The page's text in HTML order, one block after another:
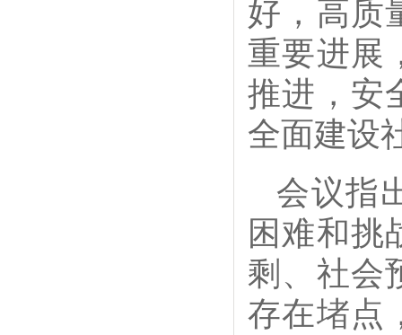
好，高质
重要进展
推进，安
全面建设
会议指
困难和挑
剩、社会
存在堵点